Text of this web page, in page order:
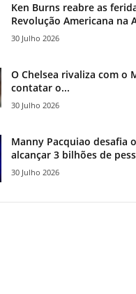
Ken Burns reabre as
Revolução Americana na
30 Julho 2026
O Chelsea rivaliza com o
contatar o...
30 Julho 2026
Manny Pacquiao desafia
alcançar 3 bilhões de
30 Julho 2026